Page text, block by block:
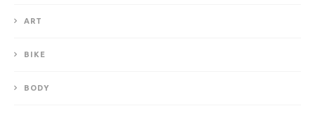
ART
BIKE
BODY